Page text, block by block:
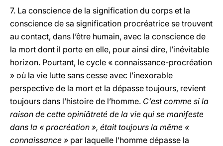
7. La conscience de la signification du corps et la
conscience de sa signification procréatrice se trouvent
au contact, dans l’être humain, avec la conscience de
la mort dont il porte en elle, pour ainsi dire, l’inévitable
horizon. Pourtant, le cycle « connaissance-procréation
» où la vie lutte sans cesse avec l’inexorable
perspective de la mort et la dépasse toujours, revient
toujours dans l’histoire de l’homme. C’est comme si la
raison de cette opiniâtreté de la vie qui se manifeste
dans la « procréation », était toujours la même «
connaissance » par laquelle l’homme dépasse la